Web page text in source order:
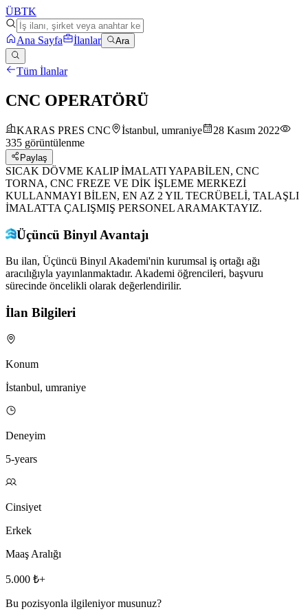
ÜBTK
Ana Sayfa İlanlar Ara
Tüm İlanlar
CNC OPERATÖRÜ
KARAS PRES CNC İstanbul, umraniye
28 Kasım 2022
335 görüntülenme
Paylaş
SICAK DÖVME KALIP İMALATI YAPABİLEN, CNC
TORNA, CNC FREZE VE DİK İŞLEME MERKEZİ
KULLANMAYI BİLEN, EN AZ 2 YIL TECRÜBELİ, TALAŞLI
İMALATTA ÇALIŞMIŞ PERSONEL ARAMAKTAYIZ.
Üçüncü Binyıl Avantajı
Bu ilan, Üçüncü Binyıl Akademi'nin kurumsal iş ortağı ağı
aracılığıyla yayınlanmaktadır. Akademi öğrencileri, başvuru
sürecinde öncelikli olarak değerlendirilir.
İlan Bilgileri
Konum
İstanbul, umraniye
Deneyim
5-years
Cinsiyet
Erkek
Maaş Aralığı
5.000 ₺+
Bu pozisyonla ilgileniyor musunuz?